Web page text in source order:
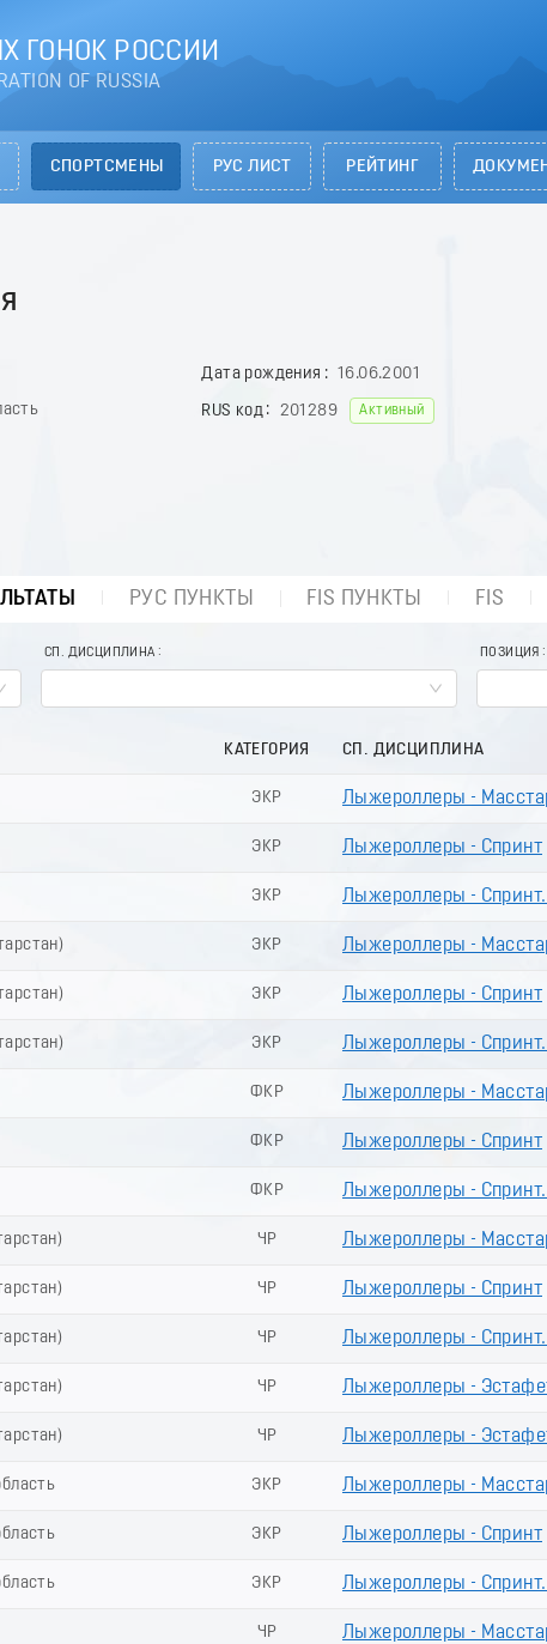
ГОНОК РОССИИ
OF RUSSIA
СПОРТСМЕНЫ РУС ЛИСТ РЕЙТИНГ
Дата рождения 16.06.2001
RUS код 201289 Активный
РУС ПУНКТЫ FIS ПУНКТЫ FIS
СП. ДИСЦИПЛИНА ПОЗИЦИЯ
КАТЕГОРИЯ СП. ДИСЦИПЛИНА
ЭКР Лыжероллеры -
ЭКР Лыжероллеры - Спринт
ЭКР Лыжероллеры -
ЭКР Лыжероллеры -
ЭКР Лыжероллеры - Спринт
ЭКР Лыжероллеры -
ФКР Лыжероллеры -
ФКР Лыжероллеры - Спринт
ФКР Лыжероллеры -
ЧР Лыжероллеры -
ЧР Лыжероллеры - Спринт
ЧР Лыжероллеры -
ЧР Лыжероллеры -
ЧР Лыжероллеры -
ЭКР Лыжероллеры -
ЭКР Лыжероллеры - Спринт
ЭКР Лыжероллеры -
ЧР Лыжероллеры -